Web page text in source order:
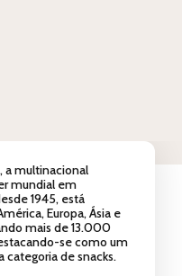
a multinacional
mundial em
1945, está
Europa, Ásia e
mais de 13.000
se como um
categoria de snacks.